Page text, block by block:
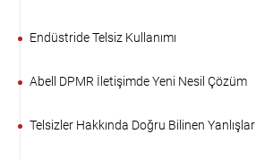
Endüstride Telsiz Kullanımı
Abell DPMR İletişimde Yeni Nesil Çözüm
Telsizler Hakkında Doğru Bilinen Yanlışlar